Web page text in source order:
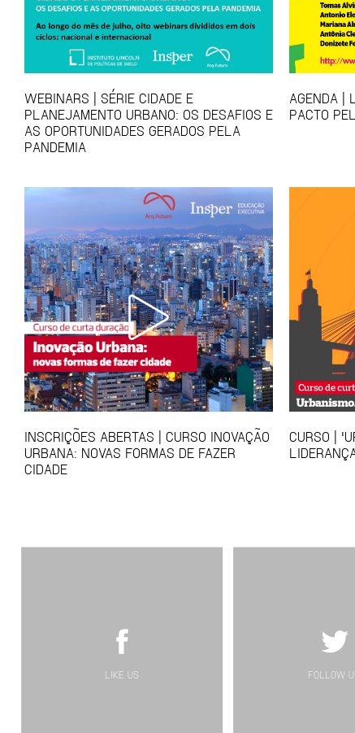
WEBINARS | SÉRIE CIDADE E
PLANEJAMENTO URBANO: OS DESAFIOS E
AS OPORTUNIDADES GERADOS PELA
PANDEMIA
AGENDA |
PACTO
INSCRIÇÕES ABERTAS | CURSO INOVAÇÃO
URBANA: NOVAS FORMAS DE FAZER
CIDADE
CURSO |
LIKE US FOLLOW